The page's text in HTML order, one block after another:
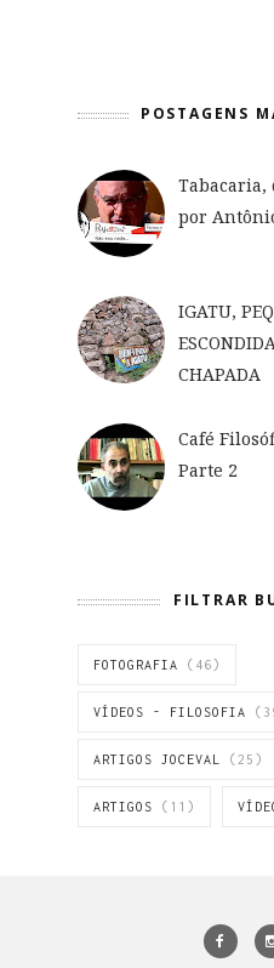
POSTAGENS
Tabacaria,
por
IGATU,
CHAPADA
Café
Parte 2
FILTRAR
FOTOGRAFIA (46)
VÍDEOS - FILOSOFIA
ARTIGOS JOCEVAL (25)
ARTIGOS (11)